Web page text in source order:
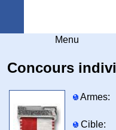
Menu
Concours
Armes:
Cible: